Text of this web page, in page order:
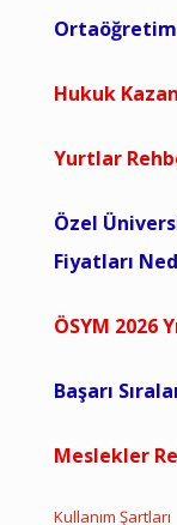
Ortaöğretim
Hukuk
Yurtlar
Özel
Fiyatları
ÖSYM 2026
Başarı
Meslekler
Kullanım Şartları